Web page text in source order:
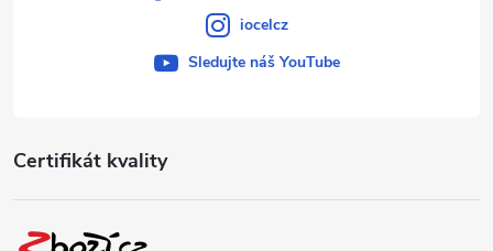
Certifikát kvality
iocelcz
Sledujte náš YouTube